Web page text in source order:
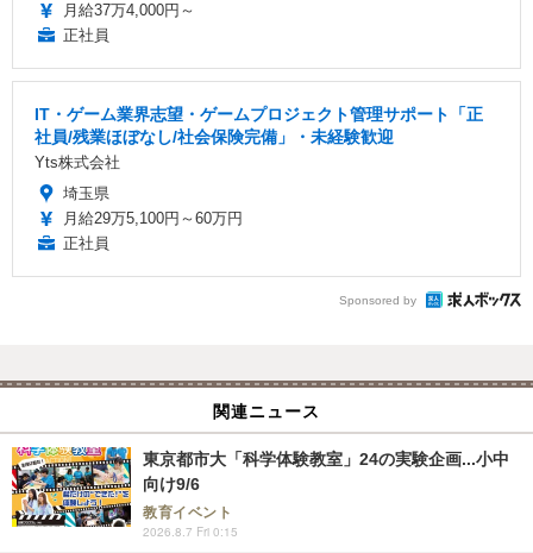
月給37万4,000円～
正社員
IT・ゲーム業界志望・ゲームプロジェクト管理サポート「正
社員/残業ほぼなし/社会保険完備」・未経験歓迎
Yts株式会社
埼玉県
月給29万5,100円～60万円
正社員
Sponsored by
関連ニュース
東京都市大「科学体験教室」24の実験企画...小中
向け9/6
教育イベント
2026.8.7 Fri 0:15